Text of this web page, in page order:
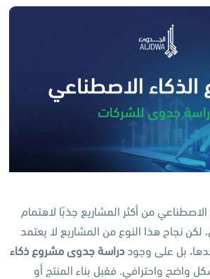
من أكثر المشاريع جذبًا لاهتمام
لكن نجاح هذا النوع من المشاريع لا يعتمد
بل على وجود دراسة جدوى مشروع ذكاء
واضح واحترافي. فقبل بناء المنتج أو